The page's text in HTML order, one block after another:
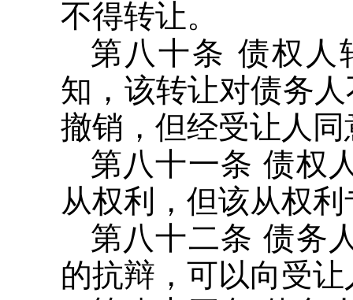
不得转让。
第八十条 债权人
知，该转让对债务
撤销，但经受让人
第八十一条 债权
从权利，但该从权
第八十二条 债务
的抗辩，可以向受